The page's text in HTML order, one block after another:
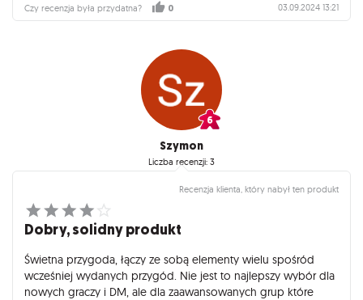
Czy recenzja była przydatna? 0 03.09.2024 13:21
Szymon
Liczba recenzji: 3
Recenzja klienta, który nabył ten produkt
Dobry, solidny produkt
Świetna przygoda, łączy ze sobą elementy wielu spośród
wcześniej wydanych przygód. Nie jest to najlepszy wybór dla
nowych graczy i DM, ale dla zaawansowanych grup które